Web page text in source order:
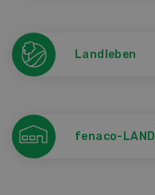
Landleben
fenaco-LANDI